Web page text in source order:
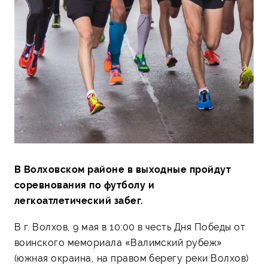
В Волховском районе в выходные пройдут
соревнования по футболу и
легкоатлетический забег.
В г. Волхов, 9 мая в 10:00 в честь Дня Победы от
воинского мемориала «Валимский рубеж»
(южная окраина, на правом берегу реки Волхов)